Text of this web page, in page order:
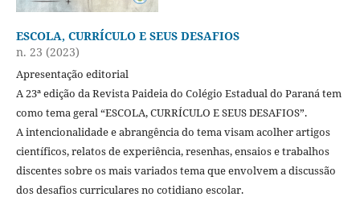
ESCOLA, CURRÍCULO E SEUS DESAFIOS
n. 23 (2023)
Apresentação editorial
A 23ª edição da Revista Paideia do Colégio Estadual do Paraná tem
como tema geral “ESCOLA, CURRÍCULO E SEUS DESAFIOS”.
A intencionalidade e abrangência do tema visam acolher artigos
científicos, relatos de experiência, resenhas, ensaios e trabalhos
discentes sobre os mais variados tema que envolvem a discussão
dos desafios curriculares no cotidiano escolar.